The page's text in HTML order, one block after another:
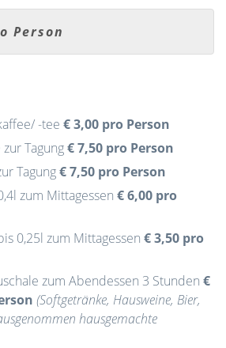
Person
-tee € 3,00 pro Person
Tagung€ 7,50 pro Person
Tagung€ 7,50 pro Person
zum Mittagessen € 6,00 pro
0,25l zum Mittagessen € 3,50 pro
zum Abendessen 3 Stunden €
(Softgetränke, Hausweine, Bier,
hausgemachte